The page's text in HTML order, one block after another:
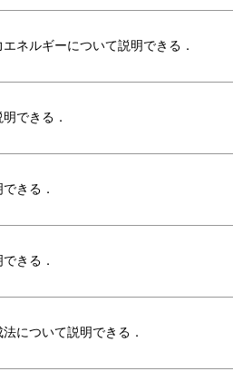
ネルギーについて説明できる．
できる．
きる．
きる．
について説明できる．